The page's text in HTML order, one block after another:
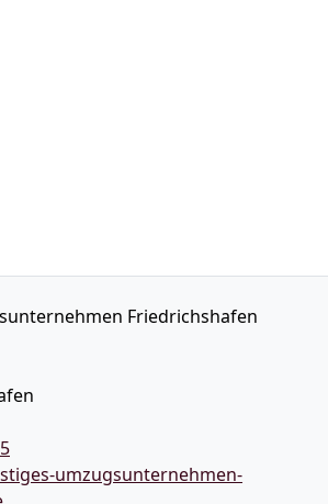
Friedrichshafen
umzugsunternehmen-